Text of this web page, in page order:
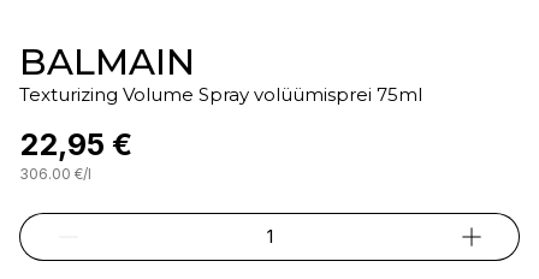
BALMAIN
Texturizing Volume Spray volüümisprei 75ml
22,95 €
306.00 €/l